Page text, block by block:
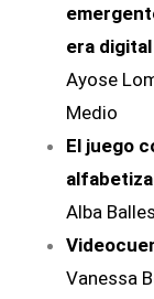
era digital
Ayose
Medio
El juego
Alba
Vanessa